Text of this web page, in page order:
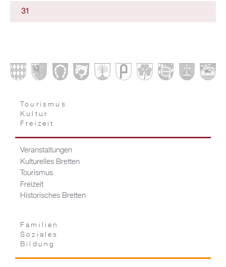
31
Tourismus
Kultur
Freizeit
Veranstaltungen
Kulturelles Bretten
Tourismus
Freizeit
Historisches Bretten
Familien
Soziales
Bildung